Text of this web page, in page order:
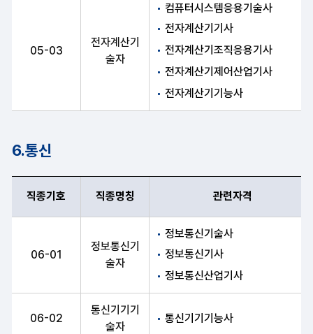
05-03
전자계산기
술자
컴퓨터시스템응용기술사
전자계산기기사
전자계산기조직응용기사
전자계산기제어산업기사
전자계산기기능사
6.통신
직종기호, 직종명칭, 관련자격 항목 순으로 통신 안내표
직종기호 직종명칭 관련자격
06-01
정보통신기
술자
정보통신기술사
정보통신기사
정보통신산업기사
06-02
통신기기기
술자
통신기기기능사